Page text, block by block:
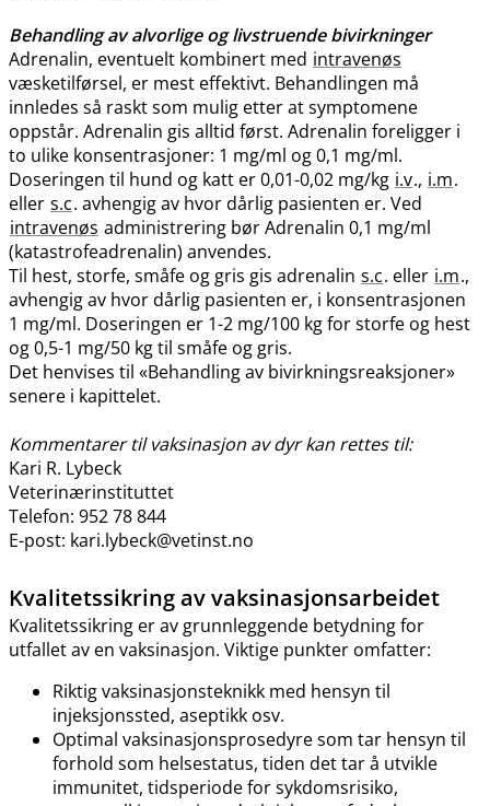
Behandling av alvorlige og livstruende bivirkninger
Adrenalin, eventuelt kombinert med intravenøs
væsketilførsel, er mest effektivt. Behandlingen må
innledes så raskt som mulig etter at symptomene
oppstår. Adrenalin gis alltid først. Adrenalin foreligger i
to ulike konsentrasjoner: 1 mg/ml og 0,1 mg​/​ml.
Doseringen til hund og katt er 0,01-0,02 mg/kg i.v., i.m.
eller s.c. avhengig av hvor dårlig pasienten er. Ved
intravenøs administrering bør Adrenalin 0,1 mg/ml
(katastrofeadrenalin) anvendes.
Til hest, storfe, småfe og gris gis adrenalin s.c. eller i.m.,
avhengig av hvor dårlig pasienten er, i konsentrasjonen
1 mg​/​ml. Doseringen er 1-2 mg/100 kg for storfe og hest
og 0,5-1 mg/50 kg til småfe og gris.
Det henvises til «Behandling av bivirkningsreaksjoner»
senere i kapittelet.
Kommentarer til vaksinasjon av dyr kan rettes til:
Kari R. Lybeck
Veterinærinstituttet
Telefon: 952 78 844
E-post: kari.lybeck@vetinst.no
Kvalitetssikring av vaksinasjonsarbeidet
Kvalitetssikring er av grunnleggende betydning for
utfallet av en vaksinasjon. Viktige punkter omfatter:
Riktig vaksinasjonsteknikk med hensyn til
injeksjonssted, aseptikk osv.
Optimal vaksinasjonsprosedyre som tar hensyn til
forhold som helsestatus, tiden det tar å utvikle
immunitet, tidsperiode for sykdomsrisiko,